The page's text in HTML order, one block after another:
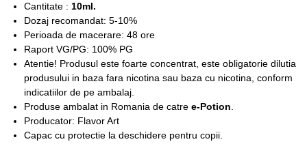
Cantitate : 10ml.
Dozaj recomandat: 5-10%
Perioada de macerare: 48 ore
Raport VG/PG: 100% PG
Atentie! Produsul este foarte concentrat, este obligatorie dilutia
produsului in baza fara nicotina sau baza cu nicotina, conform
indicatiilor de pe ambalaj.
Produse ambalat in Romania de catre e-Potion.
Producator: Flavor Art
Capac cu protectie la deschidere pentru copii.